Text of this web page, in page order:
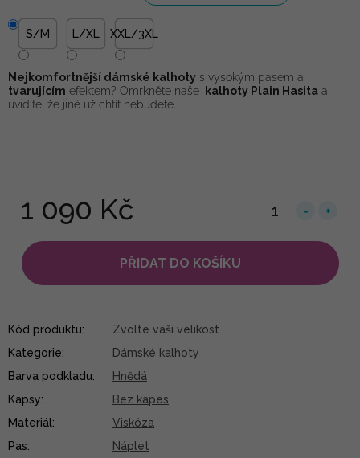
1 090 Kč
PŘIDAT DO KOŠÍKU
S/M L/XL XXL/3XL
Nejkomfortnější dámské kalhoty s vysokým pasem a
tvarujícím efektem? Omrkněte naše kalhoty Plain Hasita a
uvidíte, že jiné už chtít nebudete.
Kód produktu:
Zvolte vaši velikost
Kategorie:
Dámské kalhoty
Barva podkladu:
Hnědá
Kapsy:
Bez kapes
Materiál:
Viskóza
Pas:
Náplet